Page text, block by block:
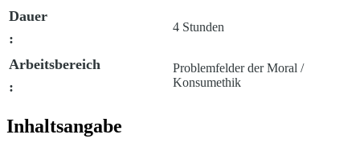
Dauer
:
4 Stunden
Arbeitsbereich
:
Problemfelder der Moral /
Konsumethik
Inhaltsangabe